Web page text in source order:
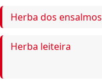
Herba dos ensalmos
Herba leiteira